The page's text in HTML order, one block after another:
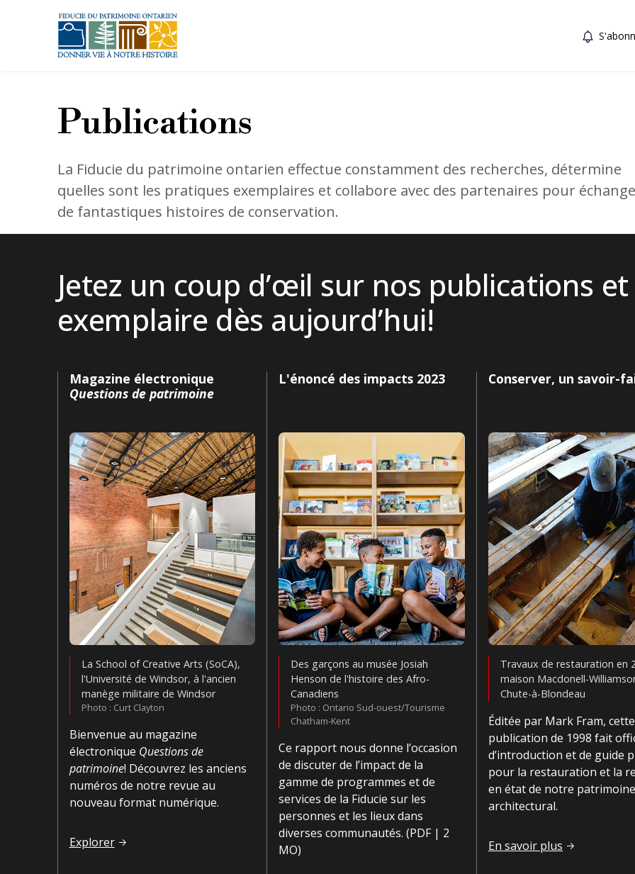
Publications
La Fiducie du patrimoine ontarien effectue constamment des recherches, détermine
quelles sont les pratiques exemplaires et collabore avec des partenaires pour
de fantastiques histoires de conservation.
Jetez un coup d’œil sur nos publications
exemplaire dès aujourd’hui!
Magazine électronique
Questions de patrimoine
La School of Creative Arts (SoCA),
l'Université de Windsor, à l'ancien
manège militaire de Windsor
Photo : Curt Clayton
Bienvenue au magazine
électronique Questions de
patrimoine! Découvrez les anciens
numéros de notre revue au
nouveau format numérique.
Magazine électronique Questions de patrimoine
Explorer
L'énoncé des impacts 2023
Des garçons au musée Josiah
Henson de l'histoire des Afro-
Canadiens
Photo : Ontario Sud-ouest/Tourisme
Chatham-Kent
Ce rapport nous donne l’occasion
de discuter de l’impact de la
gamme de programmes et de
services de la Fiducie sur les
personnes et les lieux dans
diverses communautés. (PDF | 2
MO)
Conserver, un savoir-
Travaux de restauration en
maison Macdonell-
Chute-à-Blondeau
Éditée par Mark Fram, cette
publication de 1998 fait
d’introduction et de guide
pour la restauration et la
en état de notre patrimoine
architectural.
Conserver, un savoir-
En savoir plus